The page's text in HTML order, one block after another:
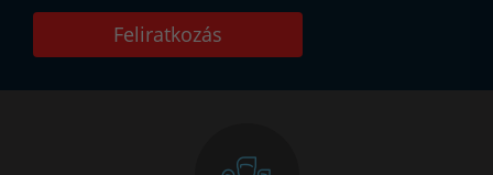
Feliratkozás